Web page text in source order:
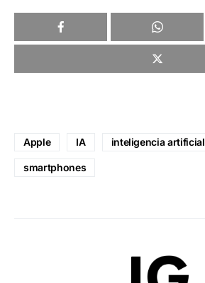
Apple IA inteligencia artificial
smartphones